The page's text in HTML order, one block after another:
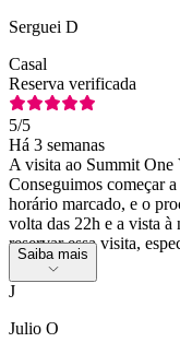
Serguei D
Casal
Reserva verificada
5/5
Há 3 semanas
A visita ao Summit
Conseguimos começar
horário marcado, e o
volta das 22h e a vista
reservar essa visita,
Saiba mais
J
Julio O